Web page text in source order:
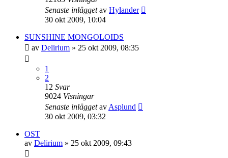
Senaste inläggetav Hylander
30 okt 2009, 10:04
SUNSHINE MONGOLOIDS
av Delirium » 25 okt 2009, 08:35
1
2
12 Svar
9024 Visningar
Senaste inläggetav Asplund
30 okt 2009, 03:32
OST
av Delirium » 25 okt 2009, 09:43